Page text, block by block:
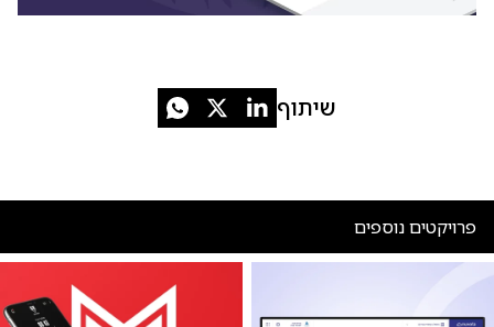
שיתוף
פרויקטים נוספים